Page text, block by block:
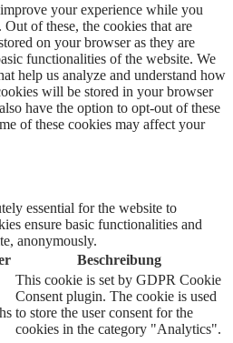
your experience while you
of these, the cookies that are
on your browser as they are
functionalities of the website. We
help us analyze and understand how
will be stored in your browser
have the option to opt-out of these
of these cookies may affect your
essential for the website to
ensure basic functionalities and
anonymously.
Beschreibung
This cookie is set by GDPR Cookie
Consent plugin. The cookie is used
to store the user consent for the
cookies in the category "Analytics".